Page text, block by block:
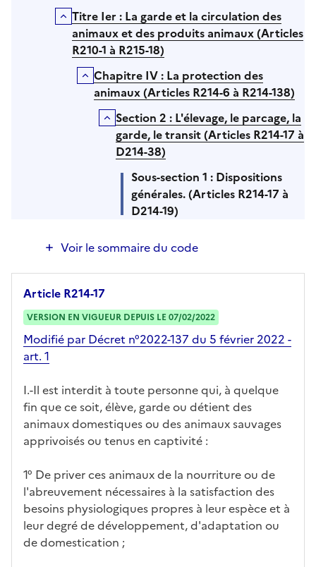
Voir le sommaire du code
Titre Ier : La garde et la circulation des
animaux et des produits animaux (Articles
R210-1 à R215-18)
Déplier/Replier
Chapitre IV : La protection des
animaux (Articles R214-6 à R214-138)
Déplier/Replier
Section 2 : L'élevage, le parcage, la
garde, le transit (Articles R214-17 à
D214-38)
Déplier/Replier
Sous-section 1 : Dispositions
générales. (Articles R214-17 à
D214-19)
Article R214-17
VERSION EN VIGUEUR DEPUIS LE 07/02/2022
Modifié par Décret n°2022-137 du 5 février 2022 -
art. 1
I.-Il est interdit à toute personne qui, à quelque
fin que ce soit, élève, garde ou détient des
animaux domestiques ou des animaux sauvages
apprivoisés ou tenus en captivité :
1° De priver ces animaux de la nourriture ou de
l'abreuvement nécessaires à la satisfaction des
besoins physiologiques propres à leur espèce et à
leur degré de développement, d'adaptation ou
de domestication ;